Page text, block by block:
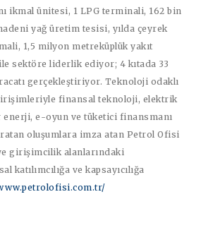
ikmal ünitesi, 1 LPG terminali, 162 bin
yağ üretim tesisi, yılda çeyrek
1,5 milyon metreküplük yakıt
sektöre liderlik ediyor; 4 kıtada 33
gerçekleştiriyor. Teknoloji odaklı
finansal teknoloji, elektrik
e-oyun ve tüketici finansmanı
oluşumlara imza atan Petrol Ofisi
girişimcilik alanlarındaki
katılımcılığa ve kapsayıcılığa